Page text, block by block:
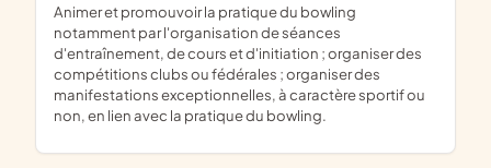
animer et promouvoir la pratique du bowling
notamment par l'organisation de séances
d'entraînement, de cours et d'initiation ; organiser des
compétitions clubs ou fédérales ; organiser des
manifestations exceptionnelles, à caractère sportif ou
non, en lien avec la pratique du bowling.